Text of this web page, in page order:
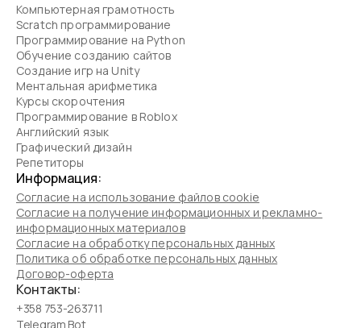
Компьютерная грамотность
Scratch программирование
Программирование на Python
Обучение созданию сайтов
Создание игр на Unity
Ментальная арифметика
Курсы скорочтения
Программирование в Roblox
Английский язык
Графический дизайн
Репетиторы
Информация:
Согласие на использование файлов cookie
Согласие на получение информационных и рекламно-
информационных материалов
Согласие на обработку персональных данных
Политика об обработке персональных данных
Договор-оферта
Контакты:
+358 753-263711
Telegram Bot